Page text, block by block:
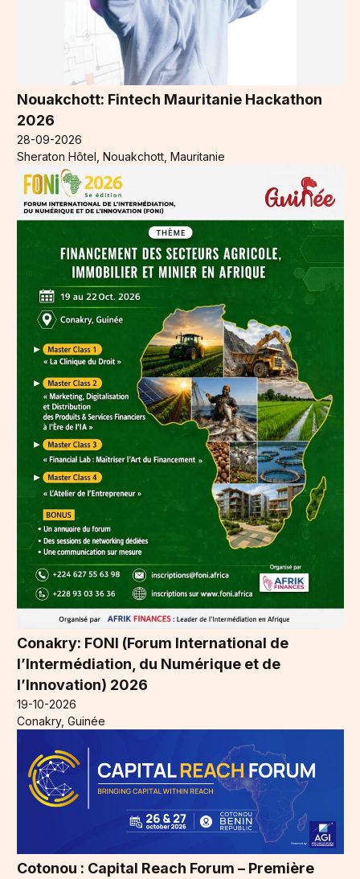
Nouakchott: Fintech Mauritanie Hackathon
2026
28-09-2026
Sheraton Hôtel, Nouakchott, Mauritanie
Conakry: FONI (Forum International de
l’Intermédiation, du Numérique et de
l’Innovation) 2026
19-10-2026
Conakry, Guinée
Cotonou : Capital Reach Forum – Première